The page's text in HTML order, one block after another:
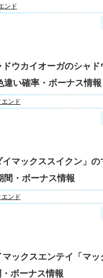
ンド
ドウカイオーガのシャ
違い確率・ボーナス情報
ンド
イマックススイクン」の
間・ボーナス情報
ンド
マックスエンテイ「マ
ボーナス情報